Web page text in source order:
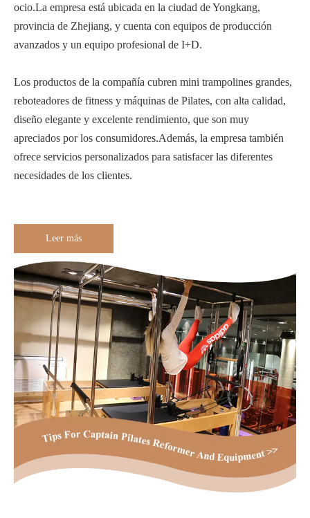
ocio.La empresa está ubicada en la ciudad de Yongkang,
provincia de Zhejiang, y cuenta con equipos de producción
avanzados y un equipo profesional de I+D.
Los productos de la compañía cubren mini trampolines grandes,
reboteadores de fitness y máquinas de Pilates, con alta calidad,
diseño elegante y excelente rendimiento, que son muy
apreciados por los consumidores.Además, la empresa también
ofrece servicios personalizados para satisfacer las diferentes
necesidades de los clientes.
Leer más